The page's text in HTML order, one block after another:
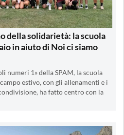
della solidarietà: la scuola
in aiuto di Noi ci siamo
numeri 1» della SPAM, la scuola
estivo, con gli allenamenti e i
ha fatto centro con la